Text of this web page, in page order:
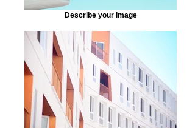
Describe your image